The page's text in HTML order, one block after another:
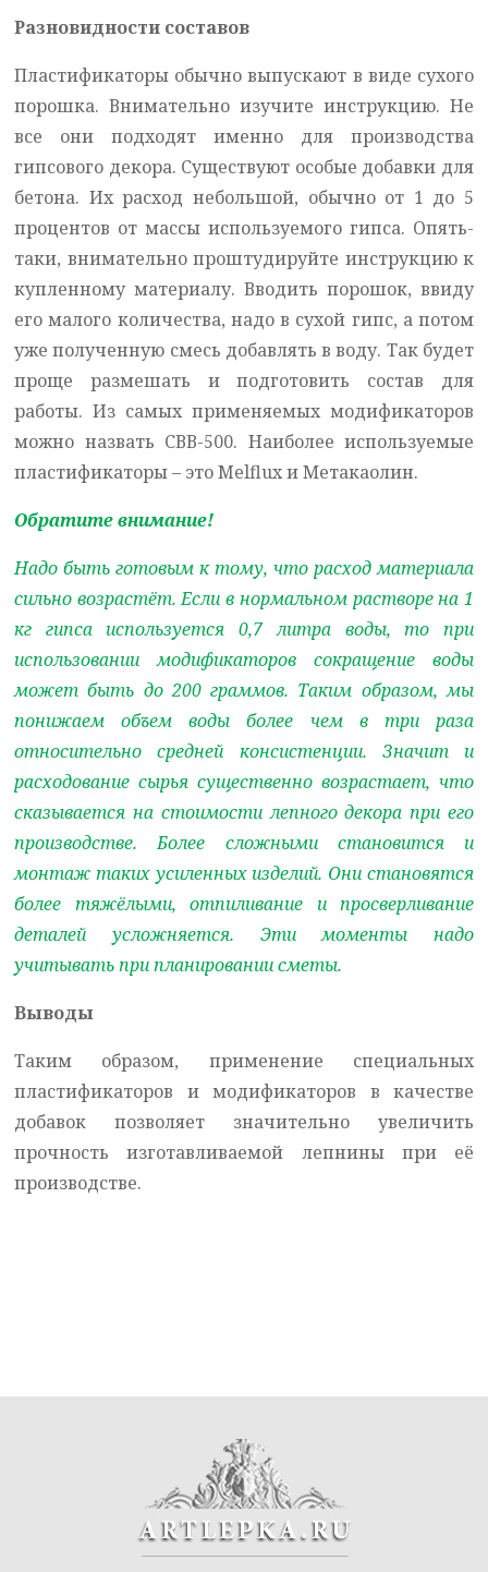
Разновидности составов
Пластификаторы обычно выпускают в виде сухого
порошка. Внимательно изучите инструкцию. Не
все они подходят именно для производства
гипсового декора. Существуют особые добавки для
бетона. Их расход небольшой, обычно от 1 до 5
процентов от массы используемого гипса. Опять-
таки, внимательно проштудируйте инструкцию к
купленному материалу. Вводить порошок, ввиду
его малого количества, надо в сухой гипс, а потом
уже полученную смесь добавлять в воду. Так будет
проще размешать и подготовить состав для
работы. Из самых применяемых модификаторов
можно назвать СВВ-500. Наиболее используемые
пластификаторы – это Melflux и Метакаолин.
Обратите внимание!
Надо быть готовым к тому, что расход материала
сильно возрастёт. Если в нормальном растворе на 1
кг гипса используется 0,7 литра воды, то при
использовании модификаторов сокращение воды
может быть до 200 граммов. Таким образом, мы
понижаем объем воды более чем в три раза
относительно средней консистенции. Значит и
расходование сырья существенно возрастает, что
сказывается на стоимости лепного декора при его
производстве. Более сложными становится и
монтаж таких усиленных изделий. Они становятся
более тяжёлыми, отпиливание и просверливание
деталей усложняется. Эти моменты надо
учитывать при планировании сметы.
Выводы
Таким образом, применение специальных
пластификаторов и модификаторов в качестве
добавок позволяет значительно увеличить
прочность изготавливаемой лепнины при её
производстве.